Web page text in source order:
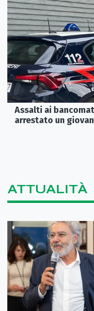
Assalti ai
arrestato un
ATTUALITÀ